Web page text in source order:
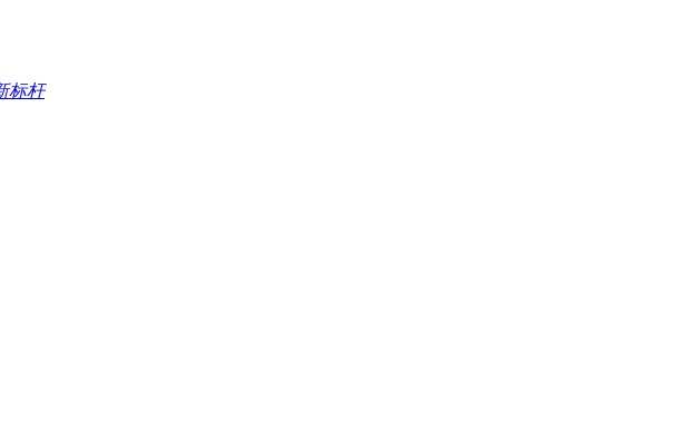
标杆